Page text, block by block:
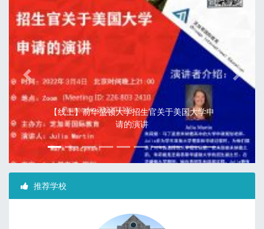
2020年美国3所精英学校寒假插班：柳树学院/
北岭预科学校/查米纳德大学预科学校
Previous Next
推荐学校